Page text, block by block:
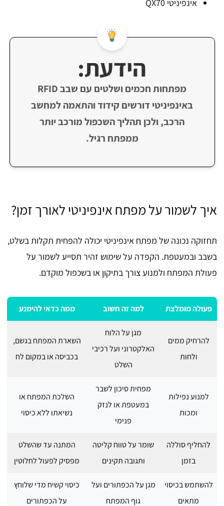
אינפיניטי QX70
הידעת:
מפתחות חכמים ושלטים עם שבב RFID
באינפיניטי דורשים קידוד והתאמה למחשב
הרכב, ולכן תהליך השכפול מורכב יותר
ממפתח רגיל.
איך לשמור על מפתח אינפיניטי לאורך זמן?
תחזוקה נכונה של מפתח אינפיניטי יכולה להפחית תקלות בשלט,
בשבב ובמעטפת. הקפדה על שימוש זהיר תסייע לשמור על
פעולת המפתח ולמנוע צורך בתיקון או בשכפול מוקדם.
פעולה מומלצת למה זה חשוב ממה כדאי להימנע
להרחיק ממים
ולחות
מגן על הלוח
האלקטרוני ועל רכיבי
השלט
השארת המפתח בגשם,
בכביסה או במקום לח
למנוע נפילות
ומכות
מפחית סיכון לשבר
במעטפת או לנזק
פנימי
השלכת המפתח או
נשיאתו ללא כיסוי
להחליף סוללה
בזמן
שומר על טווח קליטה
ותגובה תקינים
המתנה עד שהשלט
מפסיק לפעול לחלוטין
להשתמש בכיסוי
מתאים
מגן על הכפתורים ועל
גוף המפתח
כיסוי קשיח מדי שלוחץ
על הכפתורים